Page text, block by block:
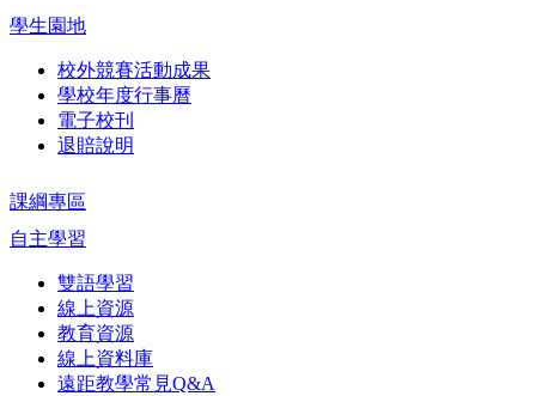
學生園地
校外競賽活動成果
學校年度行事曆
電子校刊
退賠說明
課綱專區
自主學習
雙語學習
線上資源
教育資源
線上資料庫
遠距教學常見Q&A